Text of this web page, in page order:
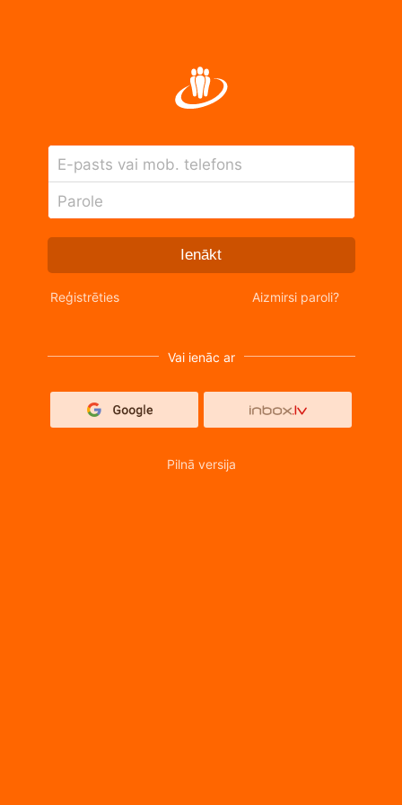
E-pasts vai mob. telefons
Parole
Ienākt
Reģistrēties Aizmirsi paroli?
Vai ienāc ar
Pilnā versija